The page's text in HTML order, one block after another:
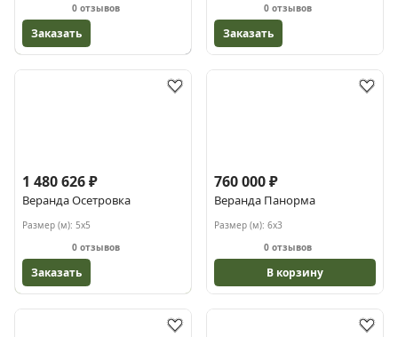
0 отзывов
Заказать
0 отзывов
Заказать
1 480 626 ₽
Веранда Осетровка
Размер (м): 5х5
0 отзывов
Заказать
760 000 ₽
Веранда Панорма
Размер (м): 6х3
0 отзывов
В корзину